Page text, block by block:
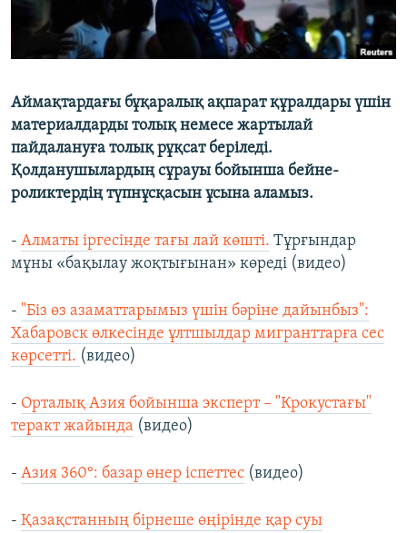
Аймақтардағы бұқаралық ақпарат құралдары үшін
материалдарды толық немесе жартылай
пайдалануға толық рұқсат беріледі.
Қолданушылардың сұрауы бойынша бейне-
роликтердің түпнұсқасын ұсына аламыз.
- Алматы іргесінде тағы лай көшті. Тұрғындар
мұны «бақылау жоқтығынан» көреді (видео)
- "Біз өз азаматтарымыз үшін бәріне дайынбыз":
Хабаровск өлкесінде ұлтшылдар мигранттарға сес
көрсетті. (видео)
- Орталық Азия бойынша эксперт – "Крокустағы"
теракт жайында (видео)
- Азия 360°: базар өнер іспеттес (видео)
- Қазақстанның бірнеше өңірінде қар суы